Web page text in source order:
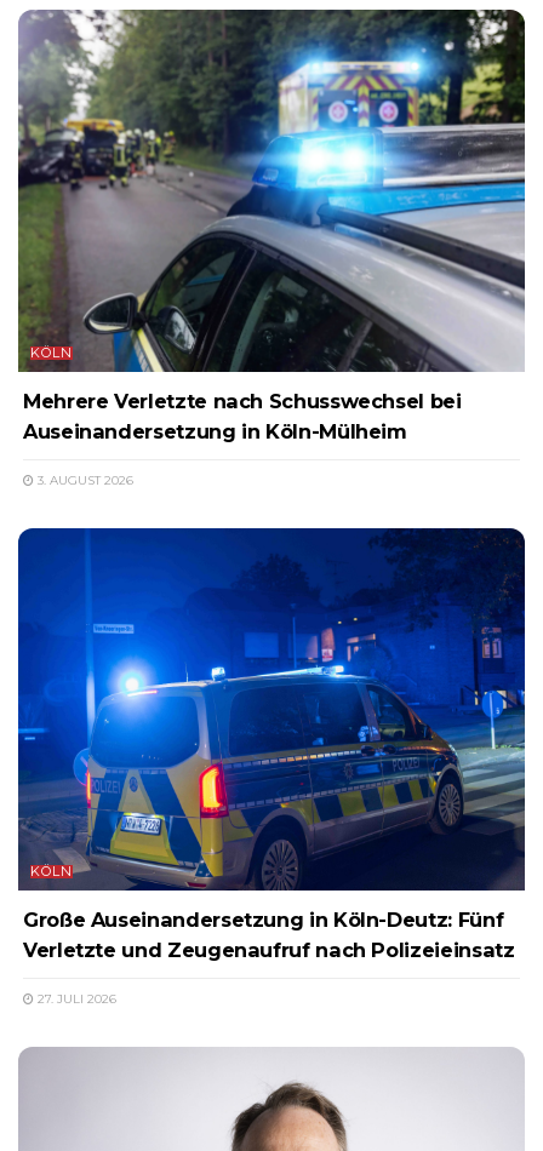
KÖLN
Mehrere Verletzte nach Schusswechsel bei
Auseinandersetzung in Köln-Mülheim
3. AUGUST 2026
KÖLN
Große Auseinandersetzung in Köln-Deutz: Fünf
Verletzte und Zeugenaufruf nach Polizeieinsatz
27. JULI 2026